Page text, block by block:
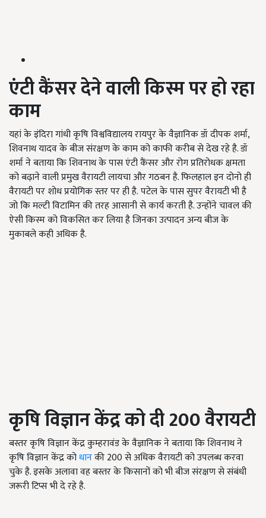
एंटी कैंसर देने वाली किस्म पर हो रहा
काम
यहां के इंदिरा गांधी कृषि विश्वविद्यालय रायपुर के वैज्ञानिक डॉ दीपक शर्मा,
शिवनाथ यादव के बीज संरक्षण के काम को काफी करीब से देख रहे है. डॉ
शर्मा ने बताया कि शिवनाथ के पास एंटी कैंसर और रोग प्रतिरोधक क्षमता
को बढ़ाने वाली प्रमुख वैरायटी लायचा और गठबन है. फिलहाल इन दोनो ही
वैरायटी पर शोध प्रयोगिक स्तर पर ही है. पटेल के पास सुपर वैरायटी भी है
जो कि मल्टी विटामिन की तरह आसानी से कार्य करती है. उन्होंने चावल की
ऐसी किस्म को विकसित कर लिया है जिनका उत्पादन अन्य बीज के
मुकाबले कही अधिक है.
कृषि विज्ञान केंद्र को दी 200वैरायटी
बस्तर कृषि विज्ञान केंद्र कुम्हरावंड के वैज्ञानिक ने बताया कि शिवनाथ ने
कृषि विज्ञान केंद्र कोधानकी 200 से अधिक वैरायटी को उपलब्ध करवा
चुके है. इसके अलावा वह बस्तर के किसानों को भी बीज संरक्षण से संबंधी
जरूरी टिप्स भी दे रहे है.